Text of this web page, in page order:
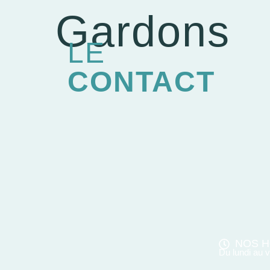
Gardons
LE
CONTACT